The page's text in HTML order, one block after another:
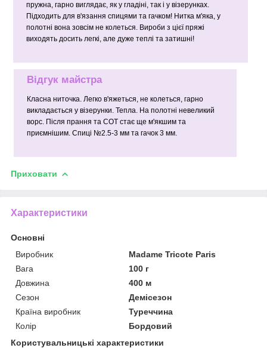
пружна, гарно виглядає, як у гладіні, так і у візерунках.
Підходить для в'язання спицями та гачком! Нитка м'яка, у
полотні вона зовсім не колеться. Вироби з цієї пряжі
виходять досить легкі, але дуже теплі та затишні!
Відгук майстра
Класна ниточка. Легко в'яжеться, не колеться, гарно
викладається у візерунки. Тепла. На полотні невеликий
ворс. Після прання та СОТ стає ще м'якшим та
приємнішим. Спиці №2.5-3 мм та гачок 3 мм.
Приховати
Характеристики
Основні
Виробник
Madame Tricote Paris
Вага
100 г
Довжина
400 м
Сезон
Демісезон
Країна виробник
Туреччина
Колір
Бордовий
Користувальницькі характеристики